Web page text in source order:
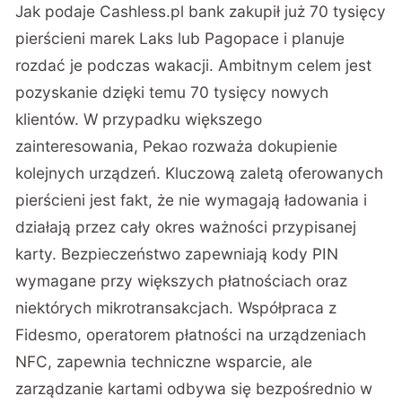
Jak podaje Cashless.pl bank zakupił już 70 tysięcy
pierścieni marek Laks lub Pagopace i planuje
rozdać je podczas wakacji. Ambitnym celem jest
pozyskanie dzięki temu 70 tysięcy nowych
klientów. W przypadku większego
zainteresowania, Pekao rozważa dokupienie
kolejnych urządzeń. Kluczową zaletą oferowanych
pierścieni jest fakt, że nie wymagają ładowania i
działają przez cały okres ważności przypisanej
karty. Bezpieczeństwo zapewniają kody PIN
wymagane przy większych płatnościach oraz
niektórych mikrotransakcjach. Współpraca z
Fidesmo, operatorem płatności na urządzeniach
NFC, zapewnia techniczne wsparcie, ale
zarządzanie kartami odbywa się bezpośrednio w